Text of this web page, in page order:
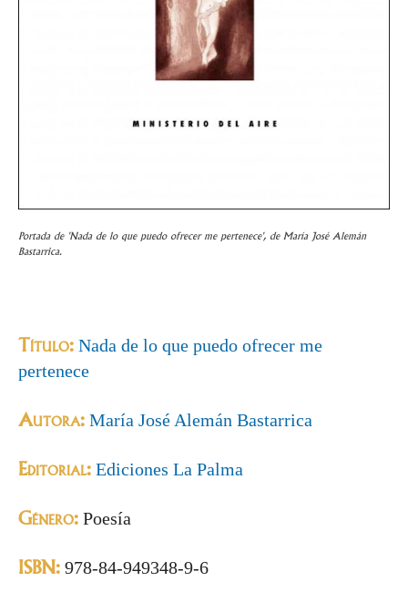
Portada de 'Nada de lo que puedo ofrecer me pertenece', de María José Alemán
Bastarrica.
Título: Nada de lo que puedo ofrecer me
pertenece
Autora: María José Alemán Bastarrica
Editorial: Ediciones La Palma
Género: Poesía
ISBN: 978-84-949348-9-6